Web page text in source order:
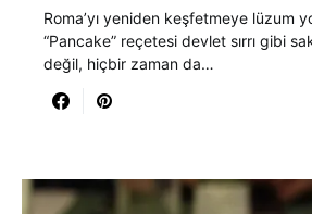
Roma’yı yeniden keşfetmeye lüzum
“Pancake” reçetesi devlet sırrı gibi
değil, hiçbir zaman da…